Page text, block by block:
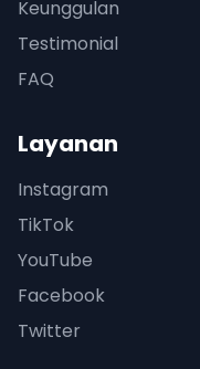
Keunggulan
Testimonial
FAQ
Layanan
Instagram
TikTok
YouTube
Facebook
Twitter